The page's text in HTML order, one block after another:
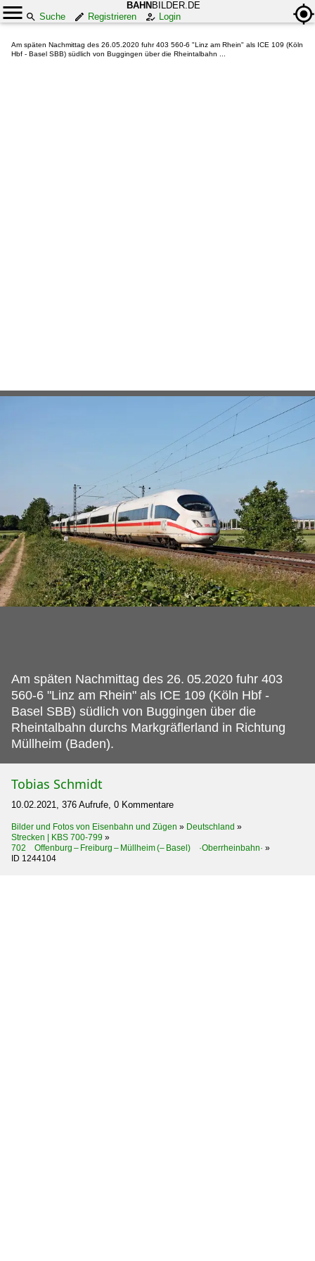
BAHN BILDER.DE
Suche
Registrieren Login
Am späten Nachmittag des 26.05.2020 fuhr 403 560-6 "Linz am Rhein" als ICE 109 (Köln
Hbf - Basel SBB) südlich von Buggingen über die Rheintalbahn ...
Am späten Nachmittag des 26. 05.2020 fuhr 403
560-6 "Linz am Rhein" als ICE 109 (Köln Hbf -
Basel SBB) südlich von Buggingen über die
Rheintalbahn durchs Markgräflerland in Richtung
Müllheim (Baden).
Tobias Schmidt
10.02.2021, 376 Aufrufe, 0 Kommentare
Bilder und Fotos von Eisenbahn und Zügen » Deutschland »
Strecken | KBS 700-799 »
702 Offenburg – Freiburg – Müllheim (– Basel) ·Oberrheinbahn· »
ID 1244104